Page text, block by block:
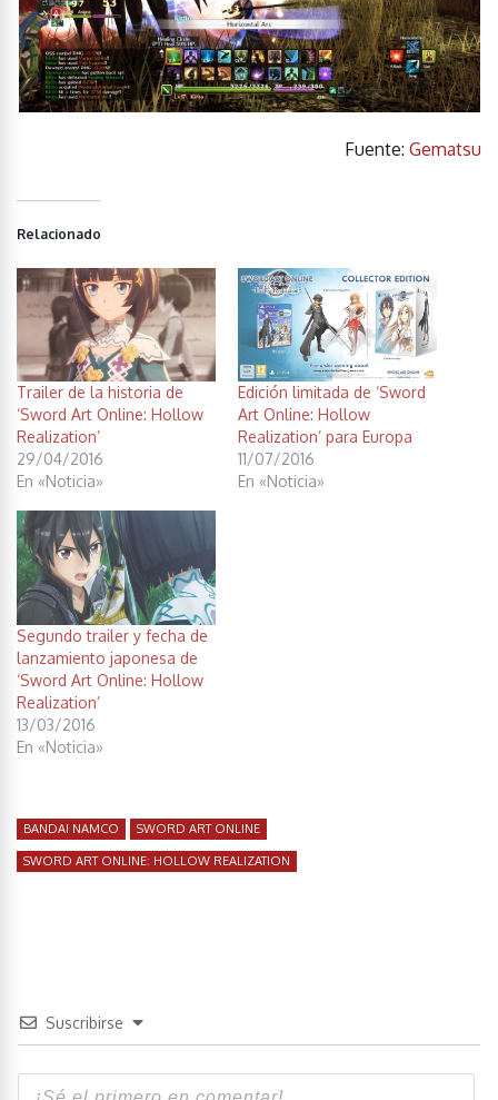
Fuente: Gematsu
Relacionado
Trailer de la historia de
‘Sword Art Online: Hollow
Realization’
29/04/2016
En «Noticia»
Edición limitada de ‘Sword
Art Online: Hollow
Realization’ para Europa
11/07/2016
En «Noticia»
Segundo trailer y fecha de
lanzamiento japonesa de
‘Sword Art Online: Hollow
Realization’
13/03/2016
En «Noticia»
BANDAI NAMCO SWORD ART ONLINE
SWORD ART ONLINE: HOLLOW REALIZATION
Suscribirse